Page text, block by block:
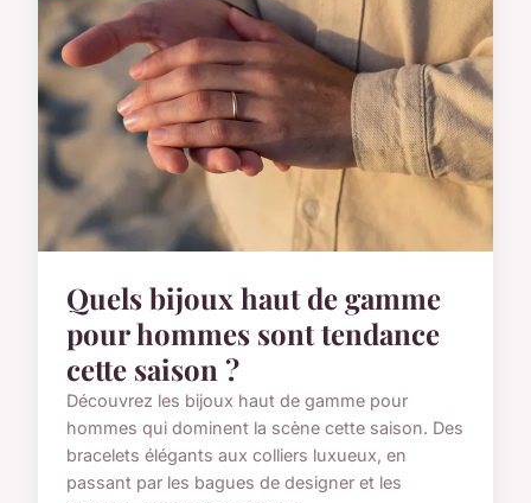
Quels bijoux haut de gamme
pour hommes sont tendance
cette saison ?
Découvrez les bijoux haut de gamme pour
hommes qui dominent la scène cette saison. Des
bracelets élégants aux colliers luxueux, en
passant par les bagues de designer et les